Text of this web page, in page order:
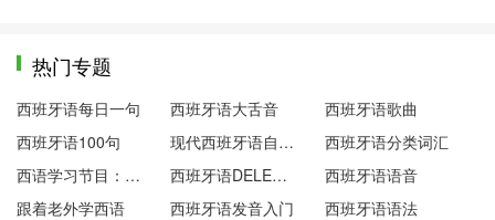
热门专题
西班牙语每日一句 西班牙语大舌音
西班牙语歌曲
西班牙语100句
现代西班牙语自学笔记
西班牙语分类词汇
西语学习节目：西语下午茶
西班牙语DELE考试
西班牙语语音
跟着老外学西语
西班牙语发音入门
西班牙语语法